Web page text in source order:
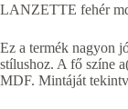
LANZETTE fehér
Ez a termék nagyon
stílushoz. A fő színe
MDF. Mintáját